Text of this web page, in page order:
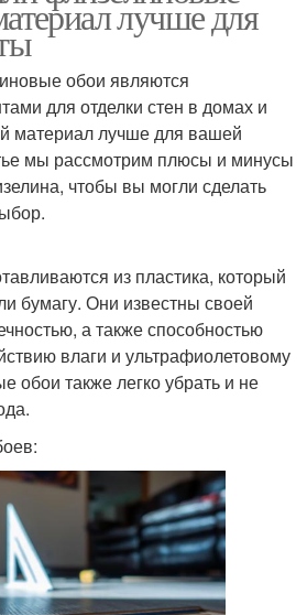
лучше для
обои являются
для отделки стен в домах и
материал лучше для вашей
мы рассмотрим плюсы и минусы
чтобы вы могли сделать
из пластика, который
бумагу. Они известны своей
а также способностью
влаги и ультрафиолетовому
обои также легко убрать и не